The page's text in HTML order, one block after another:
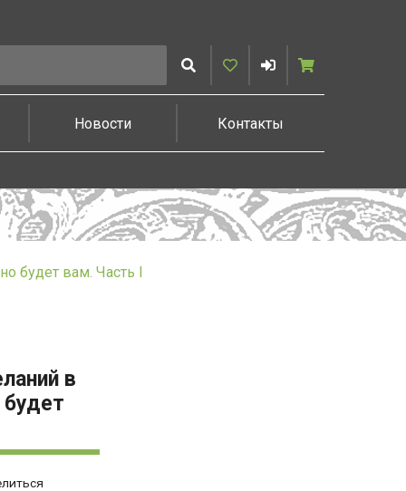
ИскатьИзбранное
ВойтиКорзина
Новости Контакты
будет вам. Часть I
в